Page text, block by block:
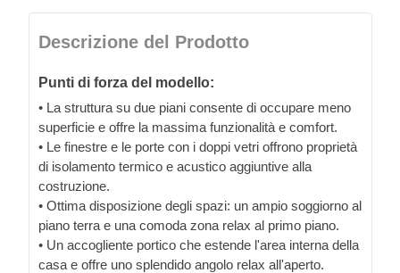
Descrizione del Prodotto
Punti di forza del modello:
• La struttura su due piani consente di occupare meno
superficie e offre la massima funzionalità e comfort.
• Le finestre e le porte con i doppi vetri offrono proprietà
di isolamento termico e acustico aggiuntive alla
costruzione.
• Ottima disposizione degli spazi: un ampio soggiorno al
piano terra e una comoda zona relax al primo piano.
• Un accogliente portico che estende l'area interna della
casa e offre uno splendido angolo relax all'aperto.